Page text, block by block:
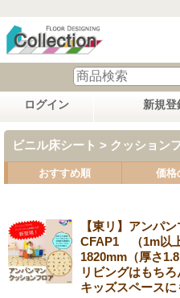
ログイン 新規登
ビニル床シート > クッション
おすすめ順 価格
【東リ】アンパ
CFAP1 （1m以
1820mm（厚さ
リビングはもち
キッズスペース